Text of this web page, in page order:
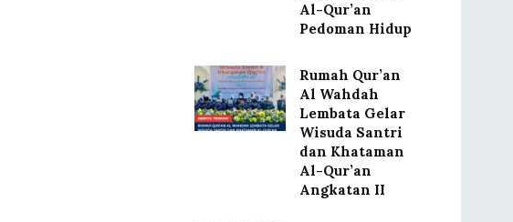
Al-Qur’an
Pedoman Hidup
Rumah Qur’an
Al Wahdah
Lembata Gelar
Wisuda Santri
dan Khataman
Al-Qur’an
Angkatan II